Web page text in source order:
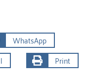
WhatsApp
Print